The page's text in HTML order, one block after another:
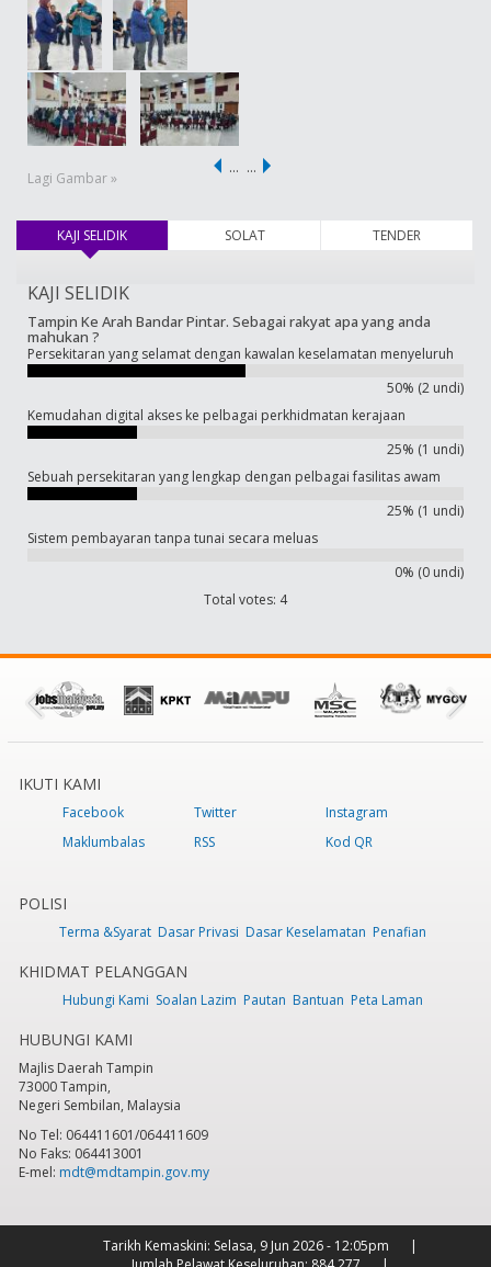
Lagi Gambar »
… …
KAJI SELIDIK(tab aktif) SOLAT TENDER
KAJI SELIDIK
Tampin Ke Arah Bandar Pintar. Sebagai rakyat apa yang anda
mahukan ?
Persekitaran yang selamat dengan kawalan keselamatan menyeluruh
50% (2 undi)
Kemudahan digital akses ke pelbagai perkhidmatan kerajaan
25% (1 undi)
Sebuah persekitaran yang lengkap dengan pelbagai fasilitas awam
25% (1 undi)
Sistem pembayaran tanpa tunai secara meluas
0% (0 undi)
Total votes: 4
IKUTI KAMI
Facebook Twitter
Instagram
Maklumbalas
RSS Kod QR
POLISI
Terma &Syarat Dasar Privasi Dasar Keselamatan Penafian
KHIDMAT PELANGGAN
Hubungi Kami Soalan Lazim Pautan Bantuan Peta Laman
HUBUNGI KAMI
Majlis Daerah Tampin
73000 Tampin,
Negeri Sembilan, Malaysia
No Tel: 064411601/064411609
No Faks: 064413001
E-mel: mdt@mdtampin.gov.my
Tarikh Kemaskini: Selasa, 9 Jun 2026 - 12:05pm